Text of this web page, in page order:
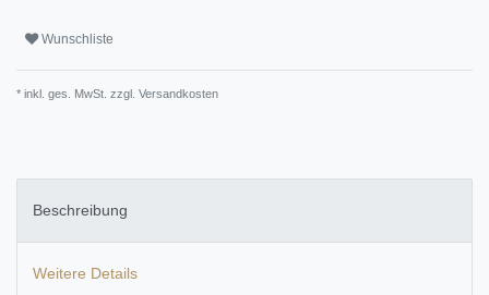
Wunschliste
* inkl. ges. MwSt. zzgl. Versandkosten
Beschreibung
Weitere Details